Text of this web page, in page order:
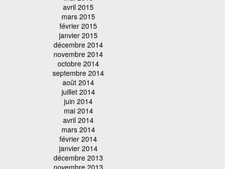
avril 2015
mars 2015
février 2015
janvier 2015
décembre 2014
novembre 2014
octobre 2014
septembre 2014
août 2014
juillet 2014
juin 2014
mai 2014
avril 2014
mars 2014
février 2014
janvier 2014
décembre 2013
novembre 2013